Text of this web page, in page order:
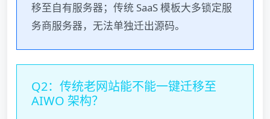
移至自有服务器；传统 SaaS 模板大多锁定服
务商服务器，无法单独迁出源码。
Q2：传统老网站能不能一键迁移至
AIWO 架构？